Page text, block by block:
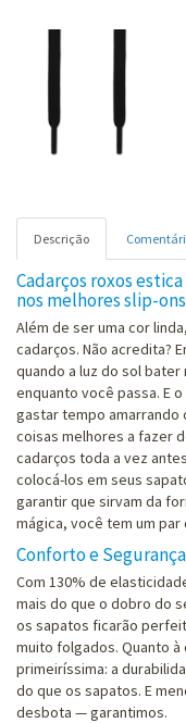
Descrição
Cadarços roxos
nos melhores slip-ons
Além de ser uma cor
cadarços. Não acredita?
quando a luz do sol
enquanto você passa. E
gastar tempo amarrando
coisas melhores a fazer
cadarços toda a vez
colocá-los em seus
garantir que sirvam da
mágica, você tem um par
Conforto e
Com 130% de
mais do que o dobro do
os sapatos ficarão
muito folgados. Quanto
primeiríssima: a
do que os sapatos. E
desbota — garantimos.